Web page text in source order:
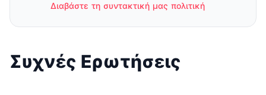
Διαβάστε τη συντακτική μας πολιτική
Συχνές Ερωτήσεις